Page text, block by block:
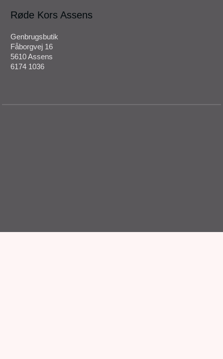
Røde Kors Assens
Genbrugsbutik
Fåborgvej 16
5610 Assens
6174 1036